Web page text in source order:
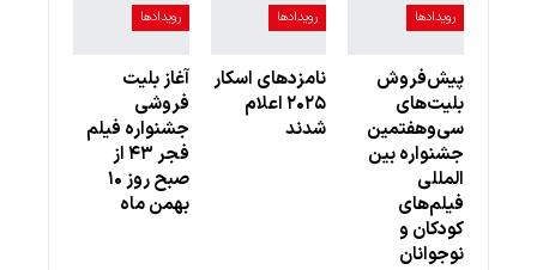
رویدادها
پیش‌فروش
بلیت‌های
سی‌وهفتمین
جشنواره بین
المللی
فیلم‌های
کودکان و
نوجوانان
رویدادها
نامزدهای اسکار
۲۰۲۵ اعلام
شدند
رویدادها
آغاز بلیت
فروشی
جشنواره فیلم
فجر ۴۳ از
صبح روز ۱۰
بهمن ماه